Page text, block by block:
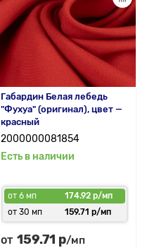
Габардин Белая лебедь
"Фухуа" (оригинал), цвет —
красный
2000000081854
Есть в наличии
от 6 мп
174.92 р/мп
от 30 мп
159.71 р/мп
от 159.71 р/мп